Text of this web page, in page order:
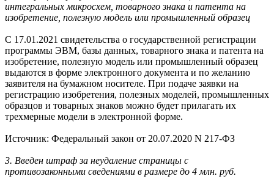
интегральных микросхем, товарного знака и патента на
изобретение, полезную модель или промышленный образец
С 17.01.2021 свидетельства о государственной регистрации
программы ЭВМ, базы данных, товарного знака и патента на
изобретение, полезную модель или промышленный образец
выдаются в форме электронного документа и по желанию
заявителя на бумажном носителе. При подаче заявки на
регистрацию изобретения, полезных моделей, промышленных
образцов и товарных знаков можно будет прилагать их
трехмерные модели в электронной форме.
Источник: Федеральный закон от 20.07.2020 N 217-ФЗ
3. Введен штраф за неудаление страницы с
противозаконными сведениями в размере до 4 млн. руб.